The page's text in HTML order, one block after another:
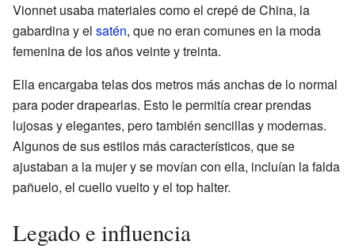
Vionnet usaba materiales como el crepé de China, la
gabardina y el satén, que no eran comunes en la moda
femenina de los años veinte y treinta.
Ella encargaba telas dos metros más anchas de lo normal
para poder drapearlas. Esto le permitía crear prendas
lujosas y elegantes, pero también sencillas y modernas.
Algunos de sus estilos más característicos, que se
ajustaban a la mujer y se movían con ella, incluían la falda
pañuelo, el cuello vuelto y el top halter.
Legado e influencia